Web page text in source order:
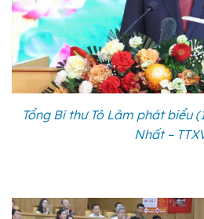
Tổng Bí thư Tô Lâm phát biểu
Nhất –